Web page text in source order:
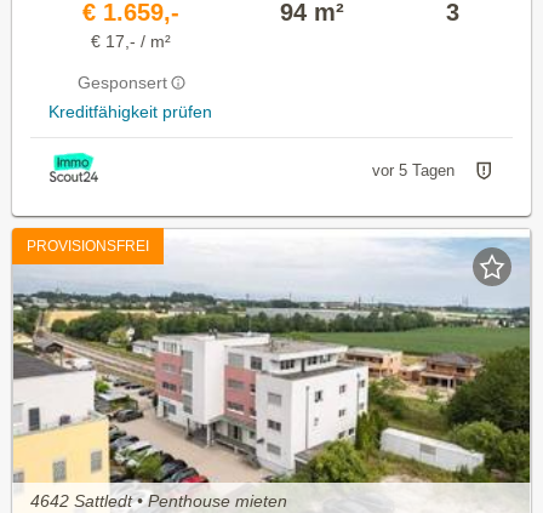
€ 1.659,-
€ 17,- / m²
Gesponsert
Kreditfähigkeit prüfen
94 m² 3
vor 5 Tagen
PROVISIONSFREI
4642 Sattledt • Penthouse mieten